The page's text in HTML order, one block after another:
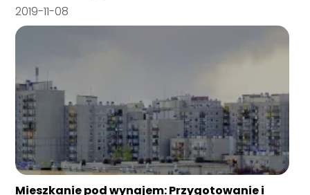
2019-11-08
Mieszkanie pod wynajem: Przygotowanie i